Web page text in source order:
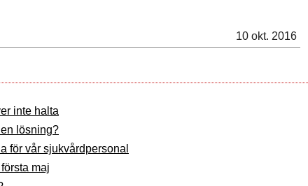
10 okt. 2016
inte halta
lösning?
för vår sjukvårdpersonal
maj